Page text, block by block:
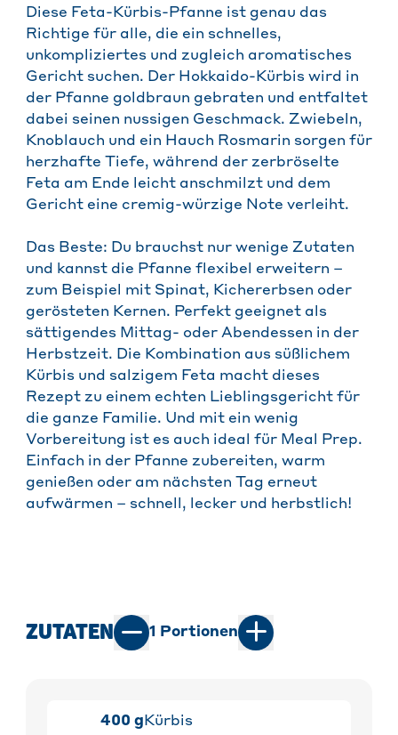
Diese Feta-Kürbis-Pfanne ist genau das
Richtige für alle, die ein schnelles,
unkompliziertes und zugleich aromatisches
Gericht suchen. Der Hokkaido-Kürbis wird in
der Pfanne goldbraun gebraten und entfaltet
dabei seinen nussigen Geschmack. Zwiebeln,
Knoblauch und ein Hauch Rosmarin sorgen für
herzhafte Tiefe, während der zerbröselte
Feta am Ende leicht anschmilzt und dem
Gericht eine cremig-würzige Note verleiht.
Das Beste: Du brauchst nur wenige Zutaten
und kannst die Pfanne flexibel erweitern –
zum Beispiel mit Spinat, Kichererbsen oder
gerösteten Kernen. Perfekt geeignet als
sättigendes Mittag- oder Abendessen in der
Herbstzeit. Die Kombination aus süßlichem
Kürbis und salzigem Feta macht dieses
Rezept zu einem echten Lieblingsgericht für
die ganze Familie. Und mit ein wenig
Vorbereitung ist es auch ideal für Meal Prep.
Einfach in der Pfanne zubereiten, warm
genießen oder am nächsten Tag erneut
aufwärmen – schnell, lecker und herbstlich!
ZUTATEN 1 Portionen
400 gKürbis